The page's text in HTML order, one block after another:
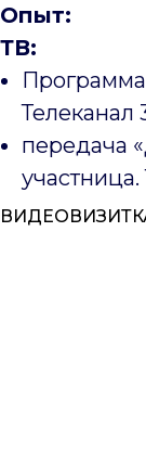
Опыт:
ТВ:
Программа
Телеканал
передача
участница.